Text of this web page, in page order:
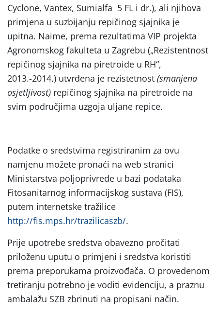
Cyclone, Vantex, Sumialfa 5 FL i dr.), ali njihova
primjena u suzbijanju repičinog sjajnika je
upitna. Naime, prema rezultatima VIP projekta
Agronomskog fakulteta u Zagrebu („Rezistentnost
repičinog sjajnika na piretroide u RH“,
2013.-2014.) utvrđena je rezistetnost (smanjena
osjetljivost) repičinog sjajnika na piretroide na
svim područjima uzgoja uljane repice.
Podatke o sredstvima registriranim za ovu
namjenu možete pronaći na web stranici
Ministarstva poljoprivrede u bazi podataka
Fitosanitarnog informacijskog sustava (FIS),
putem internetske tražilice
http://fis.mps.hr/trazilicaszb/.
Prije upotrebe sredstva obavezno pročitati
priloženu uputu o primjeni i sredstva koristiti
prema preporukama proizvođača. O provedenom
tretiranju potrebno je voditi evidenciju, a praznu
ambalažu SZB zbrinuti na propisani način.